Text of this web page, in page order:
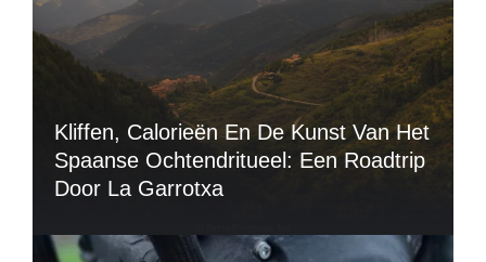
Kliffen, Calorieën En De Kunst Van Het
Spaanse Ochtendritueel: Een Roadtrip
Door La Garrotxa